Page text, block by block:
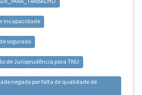
incapacidade
segurado
de Jurisprudência para TNU
negado por falta de qualidade de